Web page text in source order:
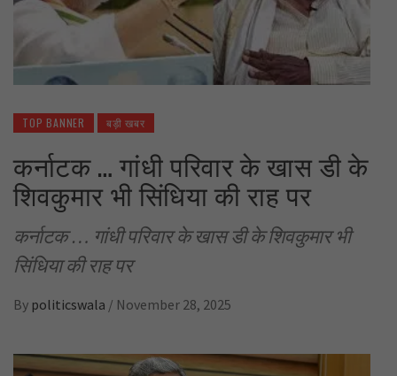
TOP BANNER बड़ी खबर
कर्नाटक … गांधी परिवार के खास डी के
शिवकुमार भी सिंधिया की राह पर
कर्नाटक … गांधी परिवार के खास डी के शिवकुमार भी
सिंधिया की राह पर
By politicswala / November 28, 2025